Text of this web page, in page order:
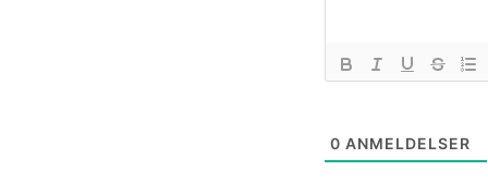
0 ANMELDELSER